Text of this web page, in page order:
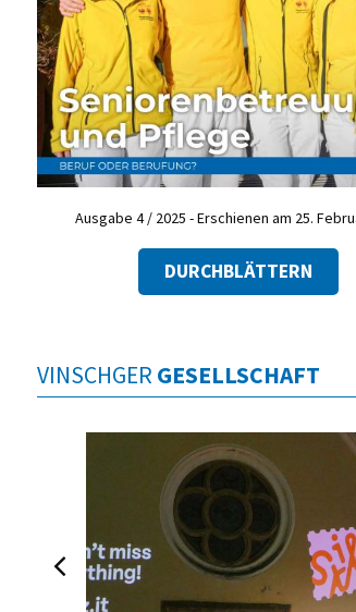
Ausgabe 4 / 2025 - Erschienen am 25.
DURCHBLÄTTERN
VINSCHGER GESELLSCHAFT